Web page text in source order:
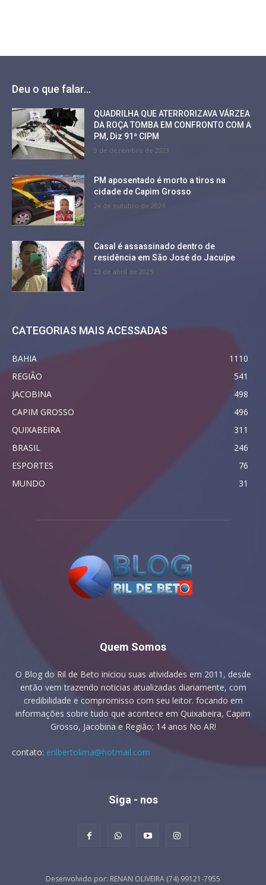
Deu o que falar...
QUADRILHA QUE ATERRORIZAVA VÁRZEA
DA ROÇA TOMBA EM CONFRONTO COM A
PM, Diz 91ª CIPM
9 de dezembro de 2023
PM aposentado é morto a tiros na
cidade de Capim Grosso
24 de outubro de 2024
Casal é assassinado dentro de
residência em São José do Jacuípe
23 de abril de 2025
CATEGORIAS MAIS ACESSADAS
BAHIA
1110
REGIÃO
541
JACOBINA
498
CAPIM GROSSO
496
QUIXABEIRA
311
BRASIL
246
ESPORTES
76
MUNDO
31
Quem Somos
O Blog do Ril de Beto iniciou suas atividades em 2011, desde
então vem trazendo noticias atualizadas diariamente, com
credibilidade e compromisso com seu leitor. focando em
informações sobre tudo que acontece em Quixabeira, Capim
Grosso, Jacobina e Região; 14 anos No AR!
contato: erilbertolima@hotmail.com
Siga - nos
Desenvolvido por: RENAN OLIVEIRA (74) 99121-7955